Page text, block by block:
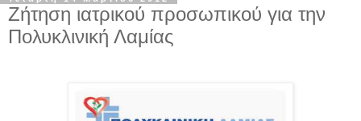
Ζήτηση ιατρικού προσωπικού για την
Πολυκλινική Λαμίας